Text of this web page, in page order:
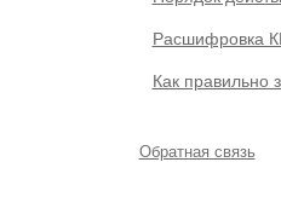
Расшифровка
Как правильно
Подвал
Обратная связь